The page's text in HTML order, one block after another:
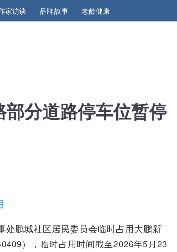
家访谈 品牌故事 老龄健康
分道路停车位暂停
处鹏城社区居民委员会临时占用大鹏新
），临时占用时间截至2026年5月23